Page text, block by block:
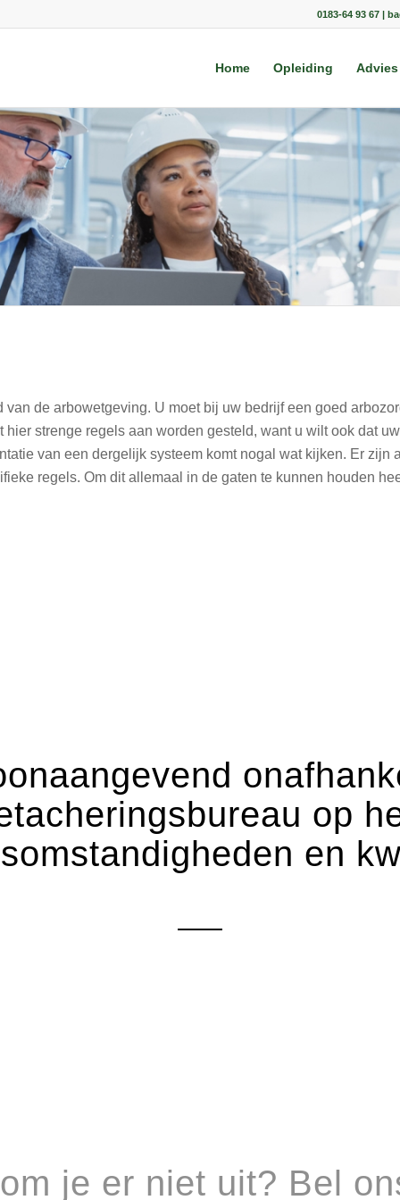
0183-64 93 67 |
Home Opleiding Advies
de arbowetgeving. U moet bij uw bedrijf een goed
strenge regels aan worden gesteld, want u wilt ook dat
van een dergelijk systeem komt nogal wat kijken. Er zijn
regels. Om dit allemaal in de gaten te kunnen houden
op
en
je er niet uit? Bel